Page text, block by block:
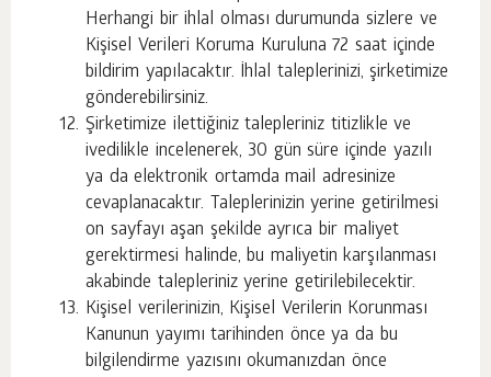
Herhangi bir ihlal olması durumunda sizlere ve
Kişisel Verileri Koruma Kuruluna 72 saat içinde
bildirim yapılacaktır. İhlal taleplerinizi, şirketimize
gönderebilirsiniz.
Şirketimize ilettiğiniz talepleriniz titizlikle ve
ivedilikle incelenerek, 30 gün süre içinde yazılı
ya da elektronik ortamda mail adresinize
cevaplanacaktır. Taleplerinizin yerine getirilmesi
on sayfayı aşan şekilde ayrıca bir maliyet
gerektirmesi halinde, bu maliyetin karşılanması
akabinde talepleriniz yerine getirilebilecektir.
Kişisel verilerinizin, Kişisel Verilerin Korunması
Kanunun yayımı tarihinden önce ya da bu
bilgilendirme yazısını okumanızdan önce